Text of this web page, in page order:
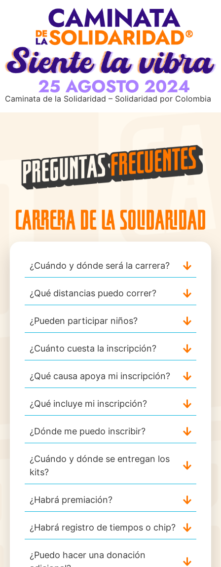
Caminata de la Solidaridad – Solidaridad por Colombia
¿Cuándo y dónde será la carrera?
¿Qué distancias puedo correr?
¿Pueden participar niños?
¿Cuánto cuesta la inscripción?
¿Qué causa apoya mi inscripción?
¿Qué incluye mi inscripción?
¿Dónde me puedo inscribir?
¿Cuándo y dónde se entregan los
kits?
¿Habrá premiación?
¿Habrá registro de tiempos o chip?
¿Puedo hacer una donación